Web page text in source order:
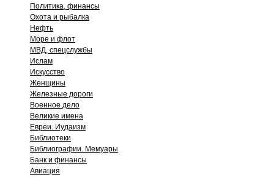
Политика, финансы
Охота и рыбалка
Нефть
Море и флот
МВД, спецслужбы
Ислам
Искусство
Женщины
Железные дороги
Военное дело
Великие имена
Евреи. Иудаизм
Библиотеки
Библиографии. Мемуары
Банк и финансы
Авиация